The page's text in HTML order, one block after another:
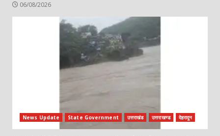
06/08/2026
News Update State Government उत्तराखंड उत्तराखण्ड देहरादून